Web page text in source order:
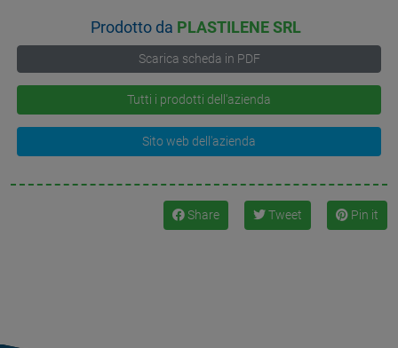
Prodotto da PLASTILENE SRL
Scarica scheda in PDF
Tutti i prodotti dell'azienda
Sito web dell'azienda
Share Tweet Pin it